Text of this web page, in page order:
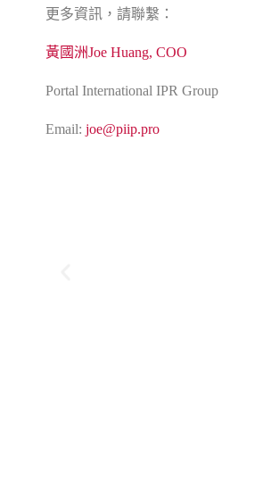
更多資訊，請聯繫：
黃國洲Joe Huang, COO
Portal International IPR Group
Email: joe@piip.pro